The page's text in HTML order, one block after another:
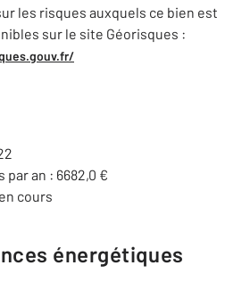
les risques auxquels ce bien est
sur le site Géorisques :
an : 6682,0 €
cours
énergétiques